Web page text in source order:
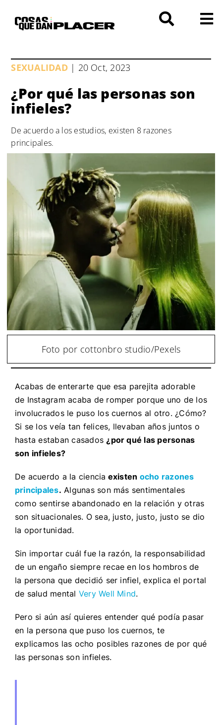
contenido
SEXUALIDAD| 20 Oct, 2023
¿Por qué las personas son
infieles?
De acuerdo a los estudios, existen 8 razones
principales.
Foto por cottonbro studio/Pexels
Acabas de enterarte que esa parejita adorable
de Instagram acaba de romper porque uno de los
involucrados le puso los cuernos al otro. ¿Cómo?
Si se los veía tan felices, llevaban años juntos o
hasta estaban casados ¿por qué las personas
son infieles?
De acuerdo a la ciencia existen ocho razones
principales. Algunas son más sentimentales
como sentirse abandonado en la relación y otras
son situacionales. O sea, justo, justo, justo se dio
la oportunidad.
Sin importar cuál fue la razón, la responsabilidad
de un engaño siempre recae en los hombros de
la persona que decidió ser infiel, explica el portal
de salud mental Very Well Mind.
Pero si aún así quieres entender qué podía pasar
en la persona que puso los cuernos, te
explicamos las ocho posibles razones de por qué
las personas son infieles.